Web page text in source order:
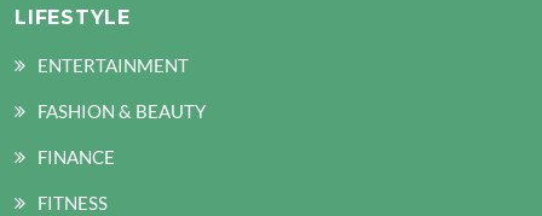
LIFESTYLE
ENTERTAINMENT
FASHION & BEAUTY
FINANCE
FITNESS